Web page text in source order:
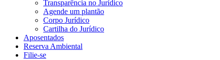
Transparência no Jurídico
Agende um plantão
Corpo Jurídico
Cartilha do Jurídico
Aposentados
Reserva Ambiental
Filie-se